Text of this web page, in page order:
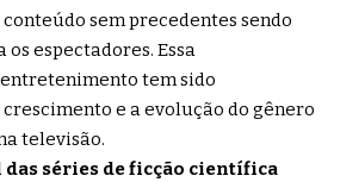
sem precedentes sendo
espectadores. Essa
tem sido
e a evolução do gênero
televisão.
séries de ficção científica